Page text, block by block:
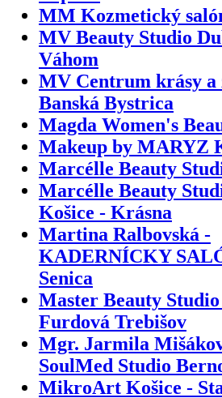
MM Kozmetický
MV Beauty Studio
Váhom
MV Centrum krásy a
Banská Bystrica
Magda Women's
Makeup by MARYZ
Marcélle Beauty
Marcélle Beauty
Košice - Krásna
Martina Ralbovská -
KADERNÍCKY
Senica
Master Beauty
Furdová Trebišov
Mgr. Jarmila
SoulMed Studio
MikroArt Košice -